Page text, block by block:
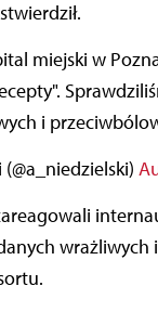
miejski w
i
wrażliwych